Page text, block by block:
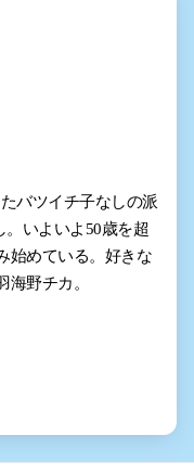
バツイチ子なしの派
いよいよ50歳を超
始めている。好きな
野チカ。